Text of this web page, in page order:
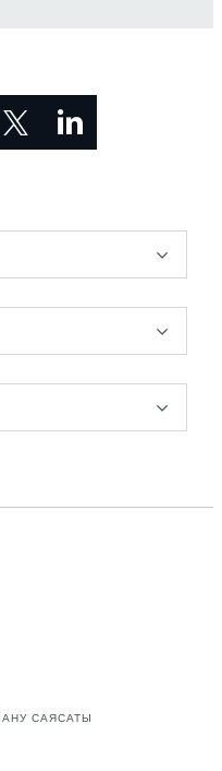
САЯСАТЫ